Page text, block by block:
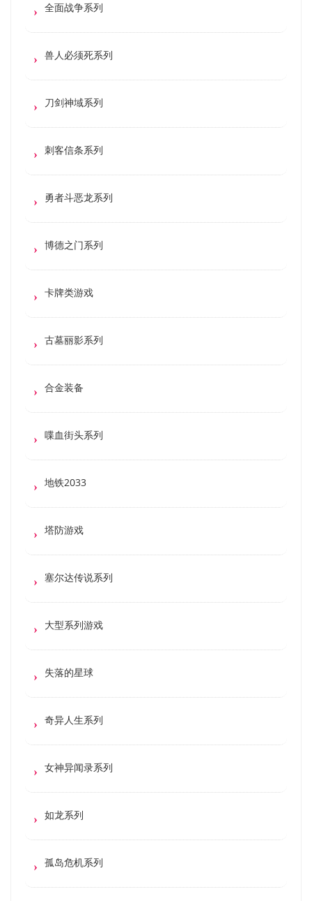
全面战争系列
兽人必须死系列
刀剑神域系列
刺客信条系列
勇者斗恶龙系列
博德之门系列
卡牌类游戏
古墓丽影系列
合金装备
喋血街头系列
地铁2033
塔防游戏
塞尔达传说系列
大型系列游戏
失落的星球
奇异人生系列
女神异闻录系列
如龙系列
孤岛危机系列